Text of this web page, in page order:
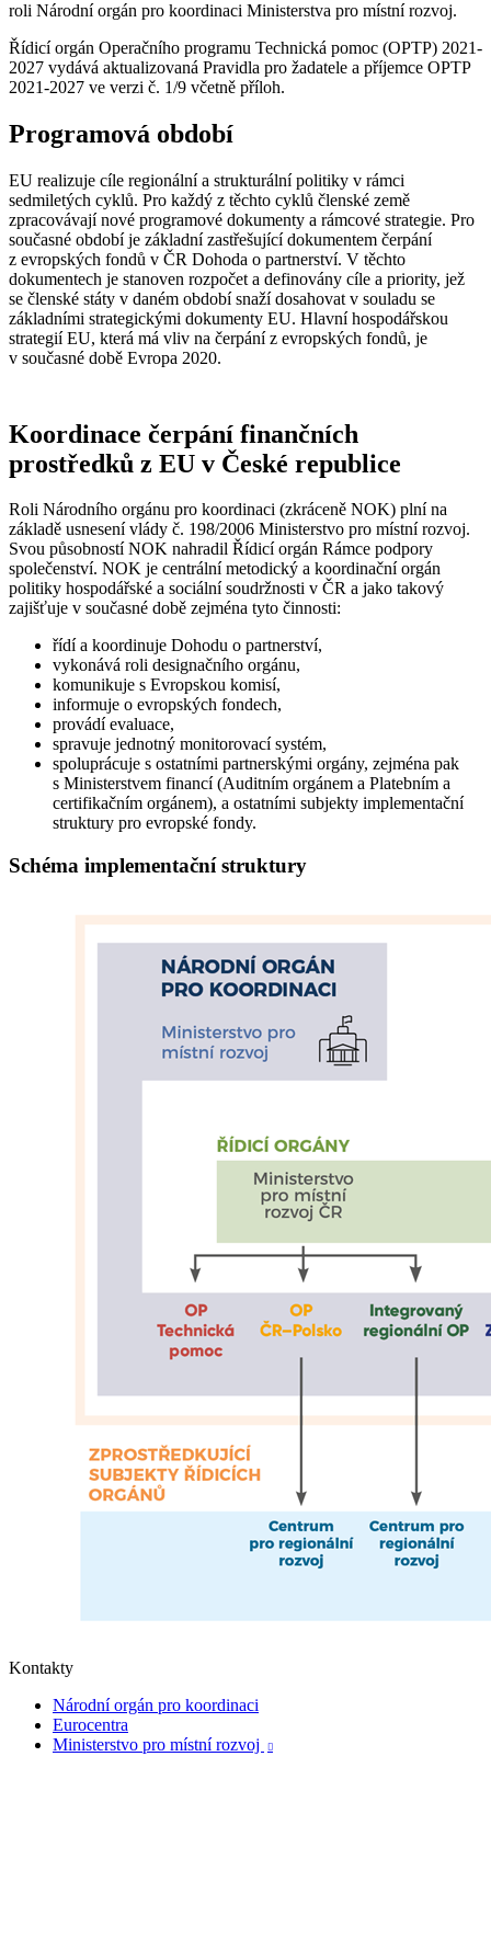
roli Národní orgán pro koordinaci Ministerstva pro místní rozvoj.
Řídicí orgán Operačního programu Technická pomoc (OPTP) 2021-
2027 vydává aktualizovaná Pravidla pro žadatele a příjemce OPTP
2021-2027 ve verzi č. 1/9 včetně příloh.
Programová období
EU realizuje cíle regionální a strukturální politiky v rámci
sedmiletých cyklů. Pro každý z těchto cyklů členské země
zpracovávají nové programové dokumenty a rámcové strategie. Pro
současné období je základní zastřešující dokumentem čerpání
z evropských fondů v ČR Dohoda o partnerství. V těchto
dokumentech je stanoven rozpočet a definovány cíle a priority, jež
se členské státy v daném období snaží dosahovat v souladu se
základními strategickými dokumenty EU. Hlavní hospodářskou
strategií EU, která má vliv na čerpání z evropských fondů, je
v současné době Evropa 2020.
Koordinace čerpání finančních
prostředků z EU v České republice
Roli Národního orgánu pro koordinaci (zkráceně NOK) plní na
základě usnesení vlády č. 198/2006 Ministerstvo pro místní rozvoj.
Svou působností NOK nahradil Řídicí orgán Rámce podpory
společenství. NOK je centrální metodický a koordinační orgán
politiky hospodářské a sociální soudržnosti v ČR a jako takový
zajišťuje v současné době zejména tyto činnosti:
řídí a koordinuje Dohodu o partnerství,
vykonává roli designačního orgánu,
komunikuje s Evropskou komisí,
informuje o evropských fondech,
provádí evaluace,
spravuje jednotný monitorovací systém,
spoluprácuje s ostatními partnerskými orgány, zejména pak
s Ministerstvem financí (Auditním orgánem a Platebním a
certifikačním orgánem), a ostatními subjekty implementační
struktury pro evropské fondy.
Schéma implementační struktury
Kontakty
Národní orgán pro koordinaci
Eurocentra
Ministerstvo pro místní rozvoj
